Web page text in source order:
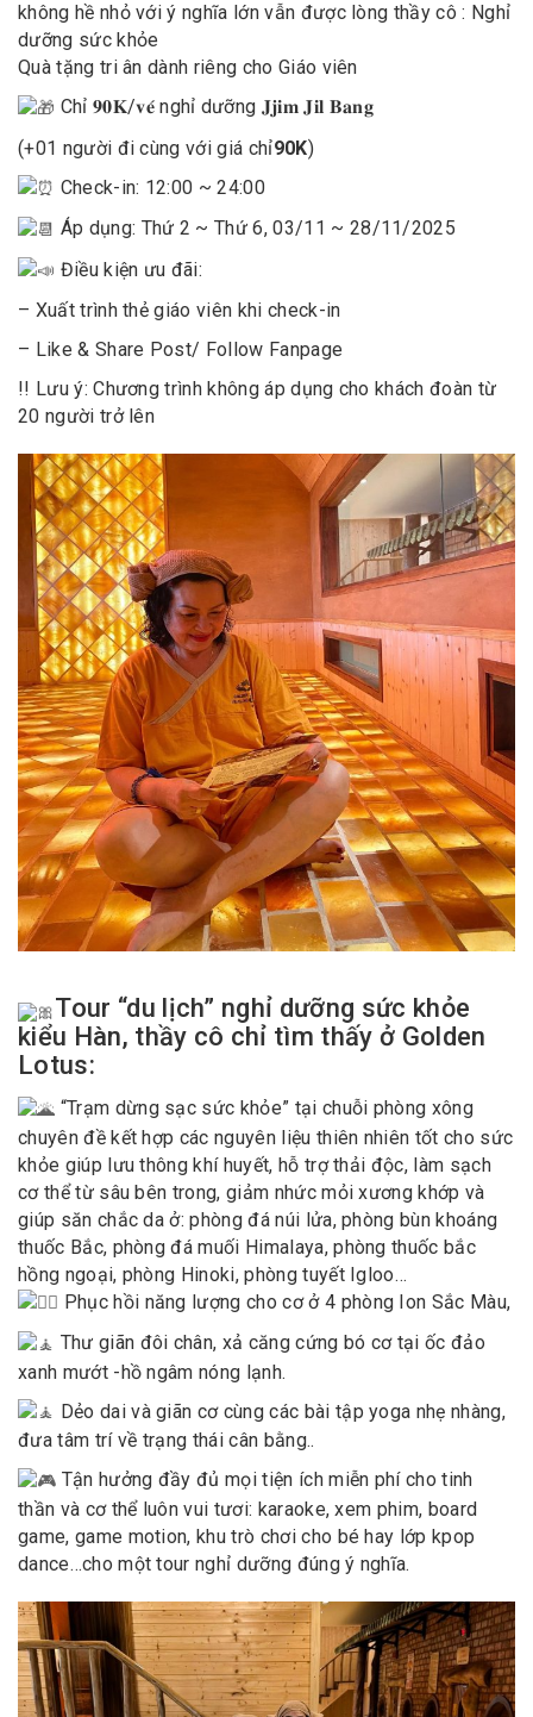
không hề nhỏ với ý nghĩa lớn vẫn được lòng thầy cô : Nghỉ
dưỡng sức khỏe
Quà tặng tri ân dành riêng cho Giáo viên
Chỉ 𝟗𝟎𝐊/𝐯𝐞́ nghỉ dưỡng 𝐉𝐣𝐢𝐦 𝐉𝐢𝐥 𝐁𝐚𝐧𝐠
(+01 người đi cùng với giá chỉ90K)
Check-in: 12:00 ~ 24:00
Áp dụng: Thứ 2 ~ Thứ 6, 03/11 ~ 28/11/2025
Điều kiện ưu đãi:
– Xuất trình thẻ giáo viên khi check-in
– Like & Share Post/ Follow Fanpage
!! Lưu ý: Chương trình không áp dụng cho khách đoàn từ
20 người trở lên
Tour “du lịch” nghỉ dưỡng sức khỏe
kiểu Hàn, thầy cô chỉ tìm thấy ở Golden
Lotus:
“Trạm dừng sạc sức khỏe” tại chuỗi phòng xông
chuyên đề kết hợp các nguyên liệu thiên nhiên tốt cho sức
khỏe giúp lưu thông khí huyết, hỗ trợ thải độc, làm sạch
cơ thể từ sâu bên trong, giảm nhức mỏi xương khớp và
giúp săn chắc da ở: phòng đá núi lửa, phòng bùn khoáng
thuốc Bắc, phòng đá muối Himalaya, phòng thuốc bắc
hồng ngoại, phòng Hinoki, phòng tuyết Igloo…
Phục hồi năng lượng cho cơ ở 4 phòng Ion Sắc Màu,
Thư giãn đôi chân, xả căng cứng bó cơ tại ốc đảo
xanh mướt -hồ ngâm nóng lạnh.
Dẻo dai và giãn cơ cùng các bài tập yoga nhẹ nhàng,
đưa tâm trí về trạng thái cân bằng..
Tận hưởng đầy đủ mọi tiện ích miễn phí cho tinh
thần và cơ thể luôn vui tươi: karaoke, xem phim, board
game, game motion, khu trò chơi cho bé hay lớp kpop
dance…cho một tour nghỉ dưỡng đúng ý nghĩa.